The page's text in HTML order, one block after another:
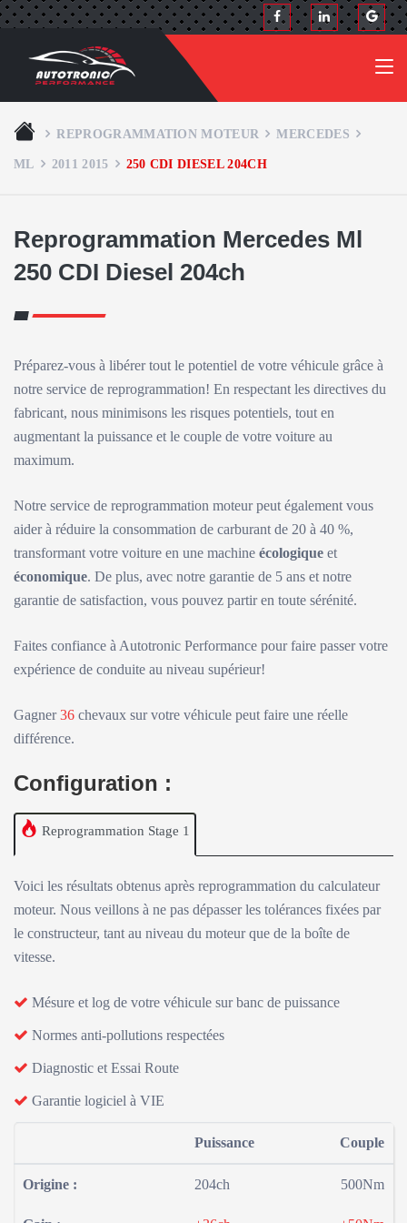
REPROGRAMMATION MOTEUR MERCEDES
ML 2011 2015 250 CDI DIESEL 204CH
Reprogrammation Mercedes Ml
250 CDI Diesel 204ch
Préparez-vous à libérer tout le potentiel de votre véhicule grâce à
notre service de reprogrammation! En respectant les directives du
fabricant, nous minimisons les risques potentiels, tout en
augmentant la puissance et le couple de votre voiture au
maximum.
Notre service de reprogrammation moteur peut également vous
aider à réduire la consommation de carburant de 20 à 40 %,
transformant votre voiture en une machine écologique et
économique. De plus, avec notre garantie de 5 ans et notre
garantie de satisfaction, vous pouvez partir en toute sérénité.
Faites confiance à Autotronic Performance pour faire passer votre
expérience de conduite au niveau supérieur!
Gagner36 chevaux sur votre véhicule peut faire une réelle
différence.
Configuration :
Reprogrammation Stage 1
Voici les résultats obtenus après reprogrammation du calculateur
moteur. Nous veillons à ne pas dépasser les tolérances fixées par
le constructeur, tant au niveau du moteur que de la boîte de
vitesse.
Mésure et log de votre véhicule sur banc de puissance
Normes anti-pollutions respectées
Diagnostic et Essai Route
Garantie logiciel à VIE
Puissance Couple
Origine : 204ch 500Nm